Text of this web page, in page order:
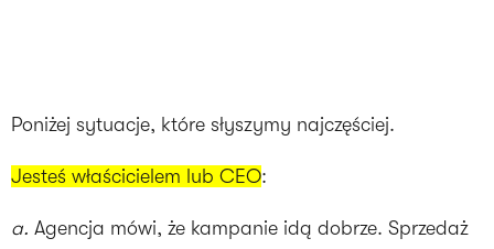
Poniżej sytuacje, które słyszymy najczęściej.
Jesteś właścicielem lub CEO:
a. Agencja mówi, że kampanie idą dobrze. Sprzedaż